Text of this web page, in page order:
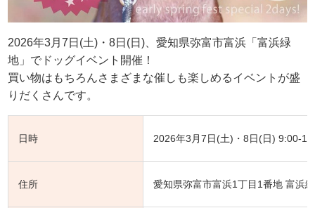
2026年3月7日(土)・8日(日)、愛知県弥富市富浜「富浜緑
地」でドッグイベント開催！
買い物はもちろんさまざまな催しも楽しめるイベントが盛
りだくさんです。
日時 2026年3月7日(土)・8日(日) 9:00-
住所 愛知県弥富市富浜1丁目1番地 富浜